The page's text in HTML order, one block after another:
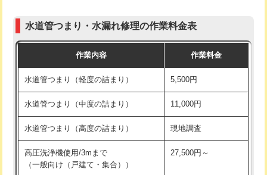
モルタル補修（厚さ10㎝超え） 38,500円
洗面台設置 38,500円
化粧台設置 22,000円
追加人工 16,500円
廃棄・処分 現場見積
式）)
式・ワンホール）)
交換・取付(排水栓・排水トラップ
22,000円+材料費
持込商品取付（混合水栓）
水道管つまり・水漏れ修理の作業料金表
作業内容 作業料金
水道管つまり（軽度の詰まり） 5,500円
水道管つまり（中度の詰まり） 11,000円
水道管つまり（高度の詰まり） 現地調査
高圧洗浄機使用/3mまで
（一般向け（戸建て・集合））
27,500円～